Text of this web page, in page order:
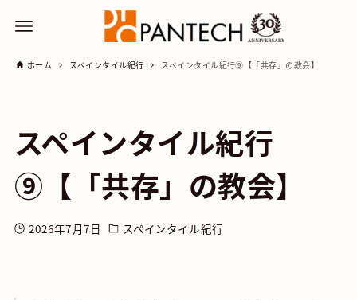
ホーム スペインタイル紀行 スペインタイル紀行⑨【「共存」の教会】
スペインタイル紀行
⑨【「共存」の教会】
2026年7月7日 スペインタイル紀行